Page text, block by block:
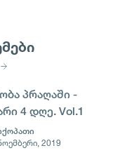
პრაღაში -
4 დღე. Vol.1
2019